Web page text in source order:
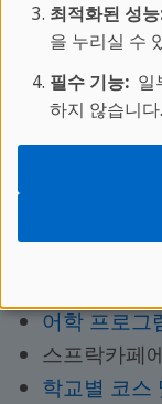
안정적인
적으로
어학 프로그
스프락카페
학교별 코스
최적화된 성
을 누리실 수
필수 기능:일
하지 않습니다.